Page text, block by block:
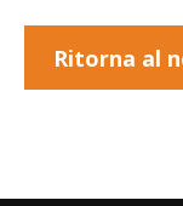
Ritorna al